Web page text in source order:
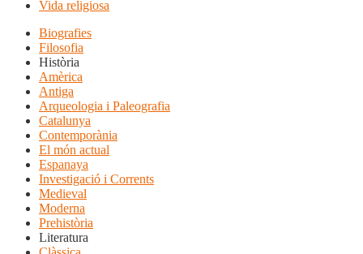
Vida religiosa
Biografies
Filosofia
Història
Amèrica
Antiga
Arqueologia i Paleografia
Catalunya
Contemporània
El món actual
Espanaya
Investigació i Corrents
Medieval
Moderna
Prehistòria
Literatura